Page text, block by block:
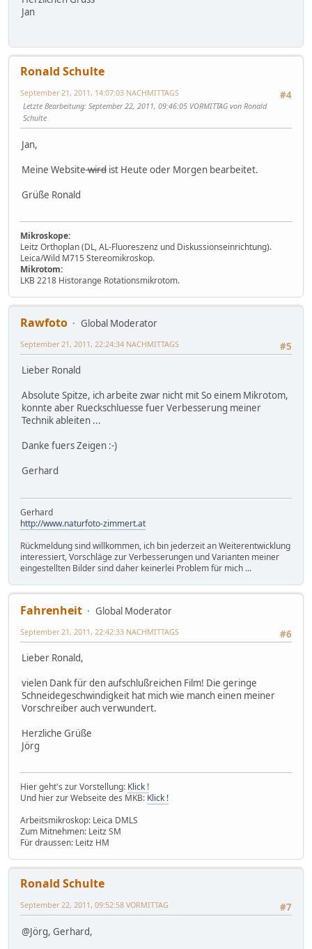
Jan
Ronald Schulte
#4
September 21, 2011, 14:07:03 NACHMITTAGS
Letzte Bearbeitung: September 22, 2011, 09:46:05 VORMITTAG von Ronald
Schulte
Jan,
Meine Websitewird ist Heute oder Morgen bearbeitet.
Grüße Ronald
Mikroskope:
Leitz Orthoplan (DL, AL-Fluoreszenz und Diskussionseinrichtung).
Leica/Wild M715 Stereomikroskop.
Mikrotom:
LKB 2218 Historange Rotationsmikrotom.
Rawfoto
Global Moderator
#5
September 21, 2011, 22:24:34 NACHMITTAGS
Lieber Ronald
Absolute Spitze, ich arbeite zwar nicht mit So einem Mikrotom,
konnte aber Rueckschluesse fuer Verbesserung meiner
Technik ableiten ...
Danke fuers Zeigen :-)
Gerhard
Gerhard
http://www.naturfoto-zimmert.at
Rückmeldung sind willkommen, ich bin jederzeit an Weiterentwicklung
interessiert, Vorschläge zur Verbesserungen und Varianten meiner
eingestellten Bilder sind daher keinerlei Problem für mich ...
Fahrenheit
Global Moderator
#6
September 21, 2011, 22:42:33 NACHMITTAGS
Lieber Ronald,
vielen Dank für den aufschlußreichen Film! Die geringe
Schneidegeschwindigkeit hat mich wie manch einen meiner
Vorschreiber auch verwundert.
Herzliche Grüße
Jörg
Hier geht's zur Vorstellung: Klick !
Und hier zur Webseite des MKB: Klick !
Arbeitsmikroskop: Leica DMLS
Zum Mitnehmen: Leitz SM
Für draussen: Leitz HM
Ronald Schulte
#7
September 22, 2011, 09:52:58 VORMITTAG
@Jörg, Gerhard,